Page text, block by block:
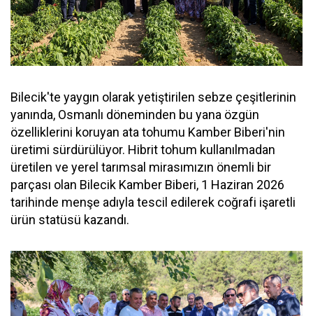
Bilecik'te yaygın olarak yetiştirilen sebze çeşitlerinin
yanında, Osmanlı döneminden bu yana özgün
özelliklerini koruyan ata tohumu Kamber Biberi'nin
üretimi sürdürülüyor. Hibrit tohum kullanılmadan
üretilen ve yerel tarımsal mirasımızın önemli bir
parçası olan Bilecik Kamber Biberi, 1 Haziran 2026
tarihinde menşe adıyla tescil edilerek coğrafi işaretli
ürün statüsü kazandı.